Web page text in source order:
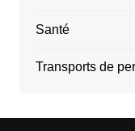
Santé
Transports de